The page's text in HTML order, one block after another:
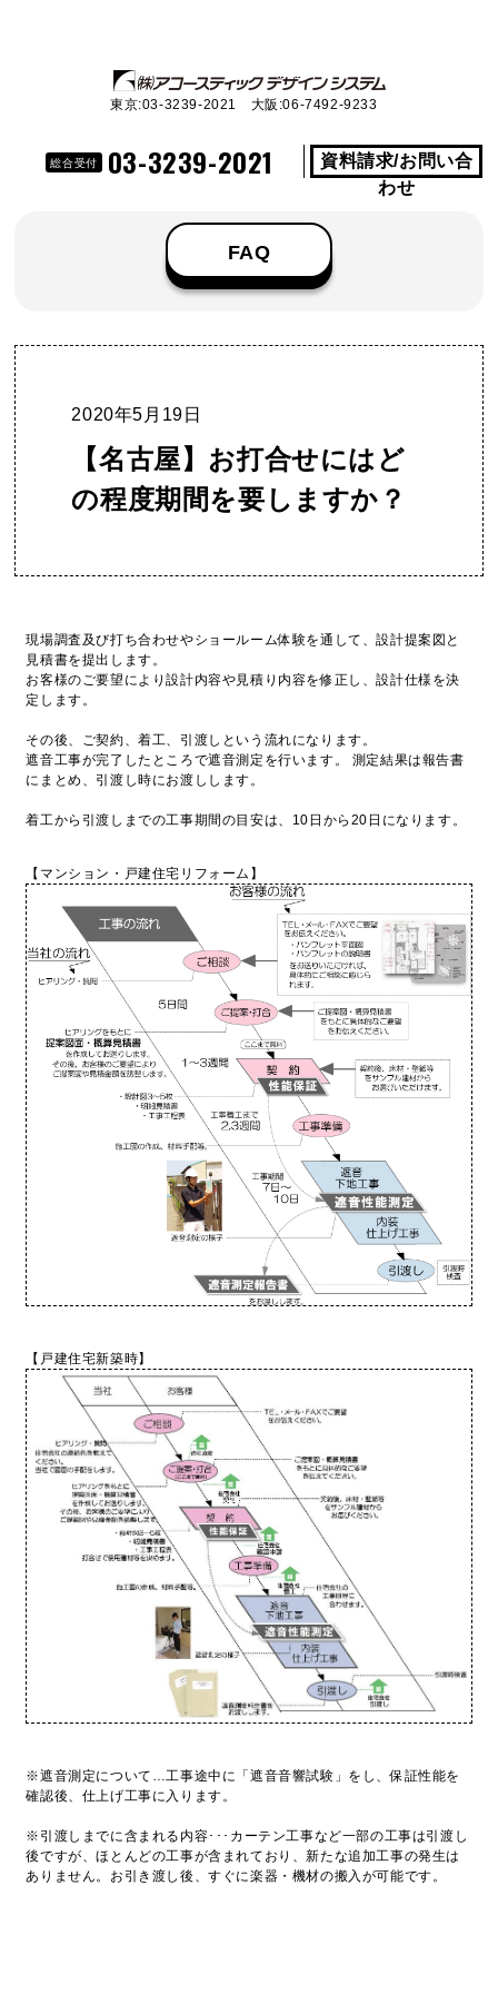
東京:03-3239-2021 大阪:06-7492-9233
総合受付 03-3239-2021
資料請求/お問い合
わせ
FAQ
2020年5月19日
【名古屋】お打合せにはど
の程度期間を要しますか？
現場調査及び打ち合わせやショールーム体験を通して、設計提案図と
見積書を提出します。
お客様のご要望により設計内容や見積り内容を修正し、設計仕様を決
定します。
その後、ご契約、着工、引渡しという流れになります。
遮音工事が完了したところで遮音測定を行います。 測定結果は報告書
にまとめ、引渡し時にお渡しします。
着工から引渡しまでの工事期間の目安は、10日から20日になります。
【マンション・戸建住宅リフォーム】
【戸建住宅新築時】
※遮音測定について…工事途中に「遮音音響試験」をし、保証性能を
確認後、仕上げ工事に入ります。
※引渡しまでに含まれる内容･･･カーテン工事など一部の工事は引渡し
後ですが、ほとんどの工事が含まれており、新たな追加工事の発生は
ありません。お引き渡し後、すぐに楽器・機材の搬入が可能です。